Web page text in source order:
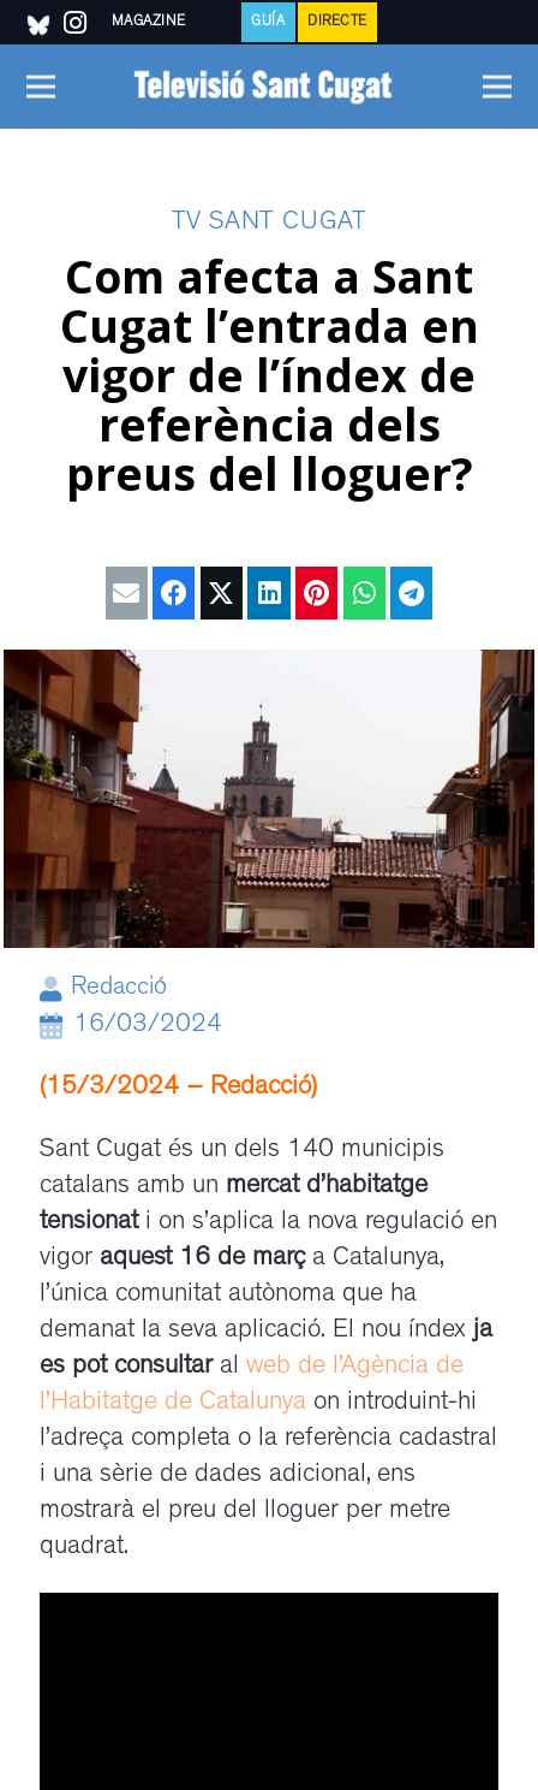
MAGAZINE GUÍA DIRECTE
TV SANT CUGAT
Com afecta a Sant
Cugat l’entrada en
vigor de l’índex de
referència dels
preus del lloguer?
Redacció
16/03/2024
(15/3/2024 – Redacció)
Sant Cugat és un dels 140 municipis
catalans amb un mercat d’habitatge
tensionati on s’aplica la nova regulació en
vigor aquest 16 de març a Catalunya,
l’única comunitat autònoma que ha
demanat la seva aplicació. El nou índex ja
es pot consultaral web de l’Agència de
l’Habitatge de Catalunya on introduint-hi
l’adreça completa o la referència cadastral
i una sèrie de dades adicional, ens
mostrarà el preu del lloguer per metre
quadrat.